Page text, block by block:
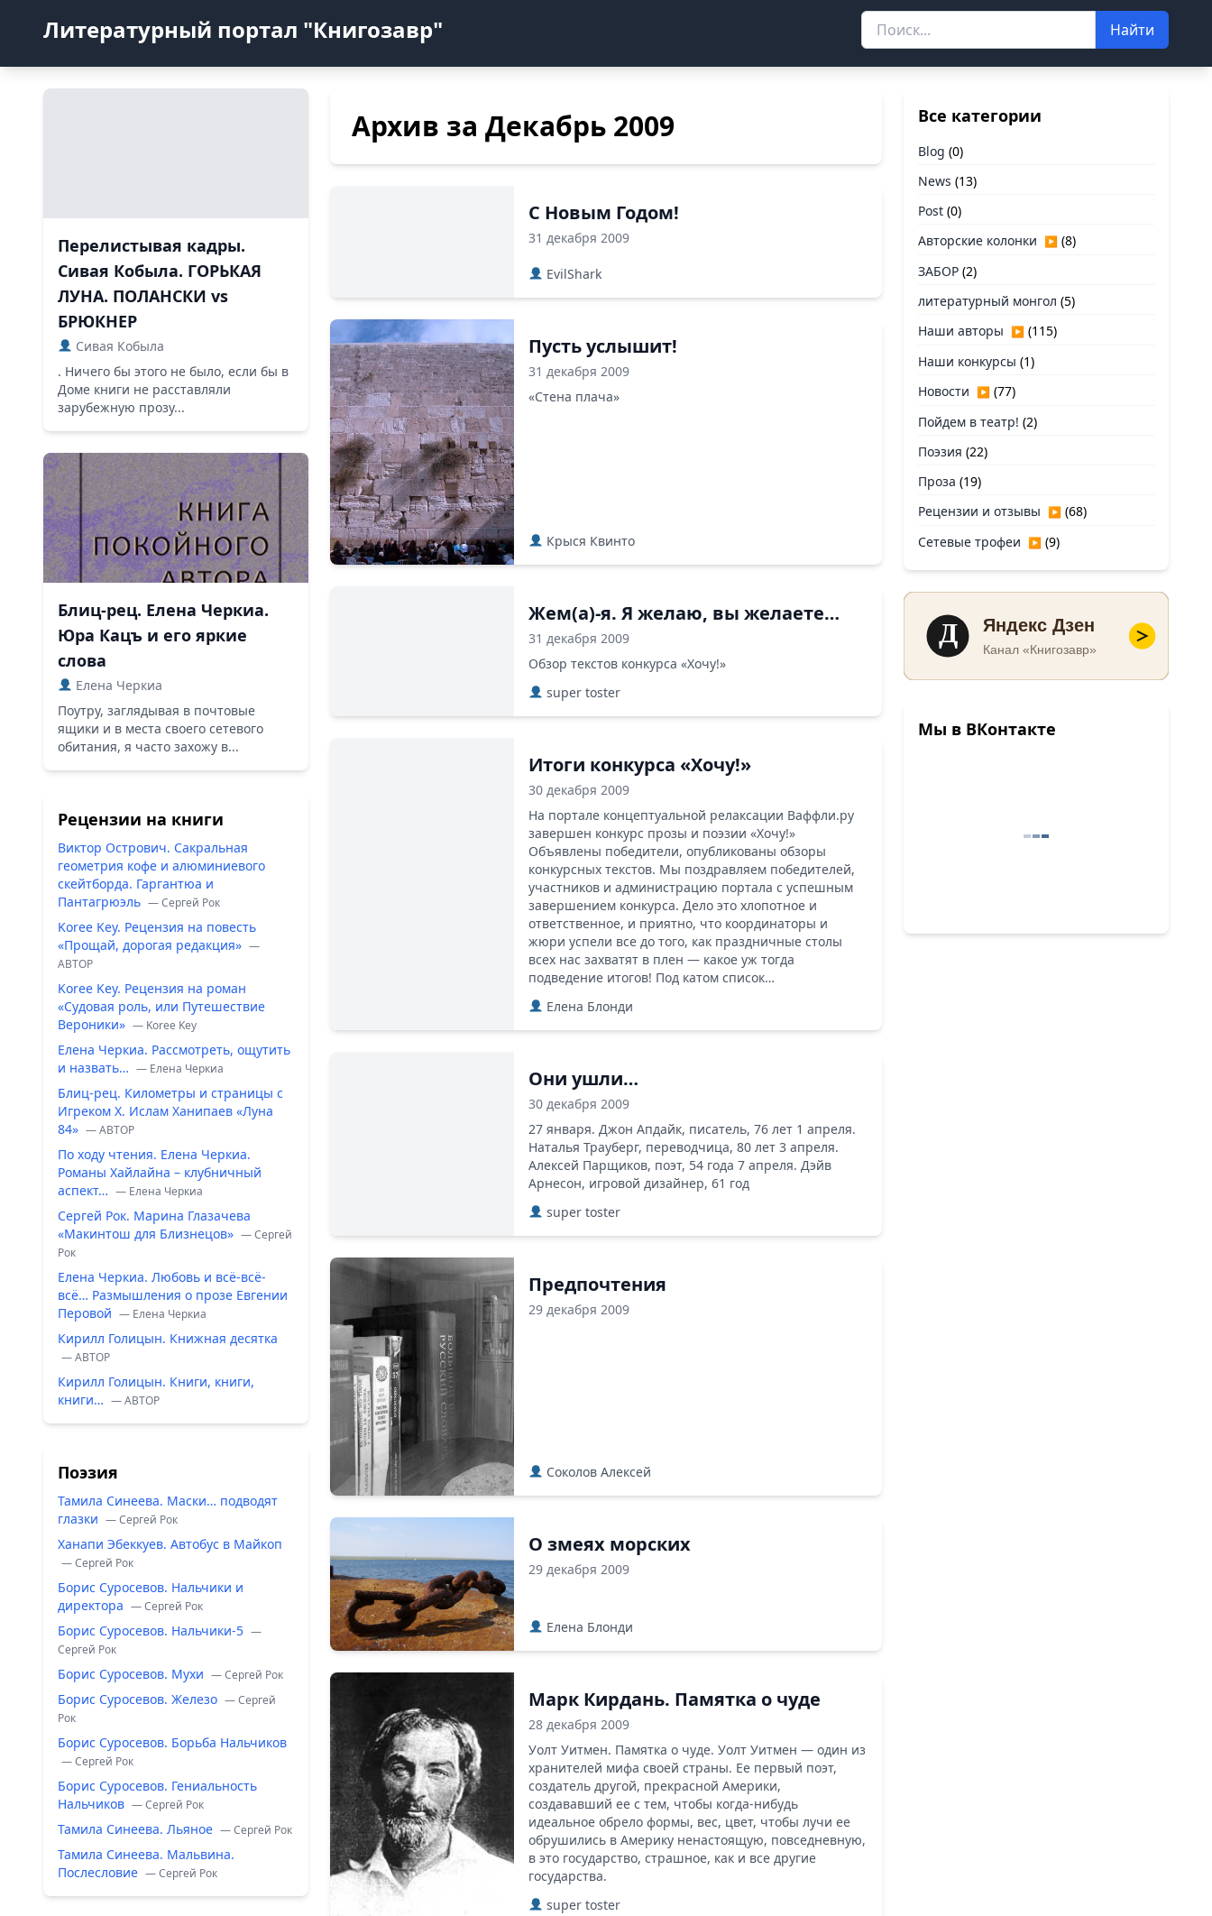
Литературный портал "Книгозавр" Найти
Перелистывая кадры.
Сивая Кобыла. ГОРЬКАЯ
ЛУНА. ПОЛАНСКИ vs
БРЮКНЕР
Сивая Кобыла
. Ничего бы этого не было, если бы в
Доме книги не расставляли
зарубежную прозу...
Блиц-рец. Елена Черкиа.
Юра Кацъ и его яркие
слова
Елена Черкиа
Поутру, заглядывая в почтовые
ящики и в места своего сетевого
обитания, я часто захожу в...
Рецензии на книги
Виктор Острович. Сакральная
геометрия кофе и алюминиевого
скейтборда. Гаргантюа и
Пантагрюэль — Сергей Рок
Koree Key. Рецензия на повесть
«Прощай, дорогая редакция» —
ABTOP
Koree Key. Рецензия на роман
«Судовая роль, или Путешествие
Вероники» — Koree Key
Елена Черкиа. Рассмотреть, ощутить
и назвать… — Елена Черкиа
Блиц-рец. Километры и страницы с
Игреком Х. Ислам Ханипаев «Луна
84» — ABTOP
По ходу чтения. Елена Черкиа.
Романы Хайлайна – клубничный
аспект… — Елена Черкиа
Сергей Рок. Марина Глазачева
«Макинтош для Близнецов» — Сергей
Рок
Елена Черкиа. Любовь и всё-всё-
всё… Размышления о прозе Евгении
Перовой — Елена Черкиа
Кирилл Голицын. Книжная десятка
— ABTOP
Кирилл Голицын. Книги, книги,
книги… — ABTOP
Поэзия
Тамила Синеева. Маски… подводят
глазки — Сергей Рок
Ханапи Эбеккуев. Автобус в Майкоп
— Сергей Рок
Борис Суросевов. Нальчики и
директора — Сергей Рок
Борис Суросевов. Нальчики-5 —
Сергей Рок
Борис Суросевов. Мухи — Сергей Рок
Борис Суросевов. Железо — Сергей
Рок
Борис Суросевов. Борьба Нальчиков
— Сергей Рок
Борис Суросевов. Гениальность
Нальчиков — Сергей Рок
Тамила Синеева. Льяное — Сергей Рок
Тамила Синеева. Мальвина.
Послесловие — Сергей Рок
Архив за Декабрь 2009
С Новым Годом!
31 декабря 2009
EvilShark
Пусть услышит!
31 декабря 2009
«Стена плача»
Крыся Квинто
Жем(а)-я. Я желаю, вы желаете…
31 декабря 2009
Обзор текстов конкурса «Хочу!»
super toster
Итоги конкурса «Хочу!»
30 декабря 2009
На портале концептуальной релаксации Ваффли.ру
завершен конкурс прозы и поэзии «Хочу!»
Объявлены победители, опубликованы обзоры
конкурсных текстов. Мы поздравляем победителей,
участников и администрацию портала с успешным
завершением конкурса. Дело это хлопотное и
ответственное, и приятно, что координаторы и
жюри успели все до того, как праздничные столы
всех нас захватят в плен — какое уж тогда
подведение итогов! Под катом список…
Елена Блонди
Они ушли…
30 декабря 2009
27 января. Джон Апдайк, писатель, 76 лет 1 апреля.
Наталья Трауберг, переводчица, 80 лет 3 апреля.
Алексей Парщиков, поэт, 54 года 7 апреля. Дэйв
Арнесон, игровой дизайнер, 61 год
super toster
Предпочтения
29 декабря 2009
Соколов Алексей
О змеях морских
29 декабря 2009
Елена Блонди
Марк Кирдань. Памятка о чуде
28 декабря 2009
Уолт Уитмен. Памятка о чуде. Уолт Уитмен — один из
хранителей мифа своей страны. Ее первый поэт,
создатель другой, прекрасной Америки,
создававший ее с тем, чтобы когда-нибудь
идеальное обрело формы, вес, цвет, чтобы лучи ее
обрушились в Америку ненастоящую, повседневную,
в это государство, страшное, как и все другие
государства.
super toster
Все категории
Blog (0)
News (13)
Post (0)
Авторские колонки ▶ (8)
ЗАБОР (2)
литературный монгол (5)
Наши авторы ▶ (115)
Наши конкурсы (1)
Новости ▶ (77)
Пойдем в театр! (2)
Поэзия (22)
Проза (19)
Рецензии и отзывы ▶ (68)
Сетевые трофеи ▶ (9)
Д Яндекс Дзен
Канал «Книгозавр»
Мы в ВКонтакте